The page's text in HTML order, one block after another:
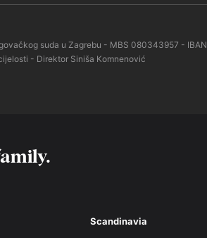
suda u Zagrebu - MBS 080343957 - IBAN
- Direktor Siniša Komnenović
Scandinavia